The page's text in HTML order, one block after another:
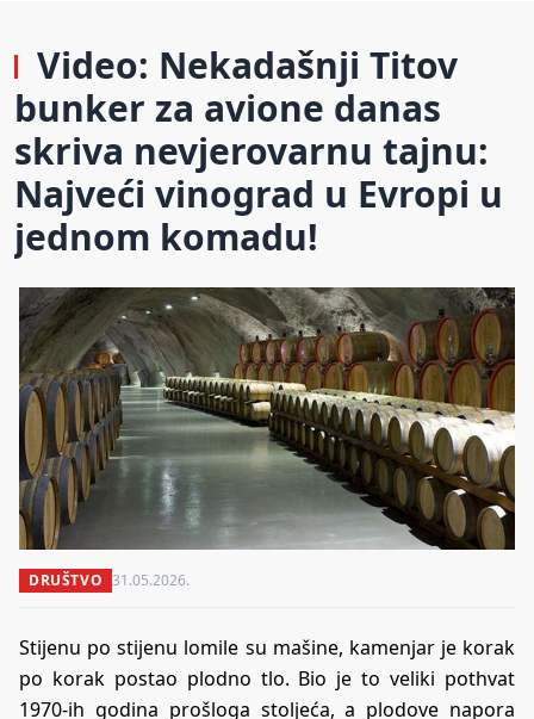
Video: Nekadašnji Titov
bunker za avione danas
skriva nevjerovarnu tajnu:
Najveći vinograd u Evropi u
jednom komadu!
DRUŠTVO 31.05.2026.
Stijenu po stijenu lomile su mašine, kamenjar je korak
po korak postao plodno tlo. Bio je to veliki pothvat
1970-ih godina prošloga stoljeća, a plodove napora